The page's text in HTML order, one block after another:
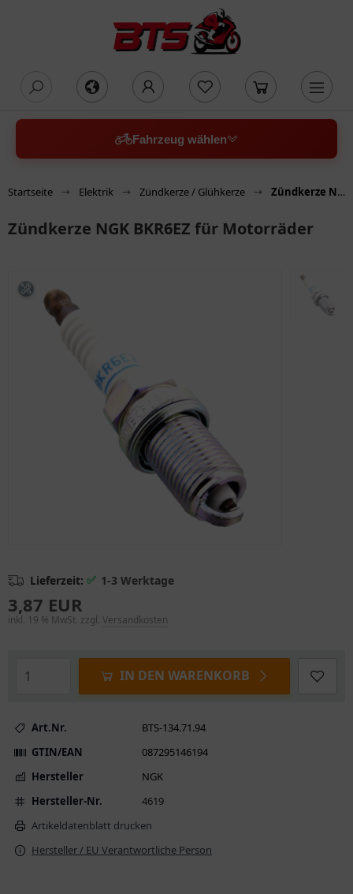
Fahrzeug wählen
Startseite Elektrik Zündkerze / Glühkerze Zündkerze NGK BKR6EZ für Motorräder
Zündkerze NGK BKR6EZ für Motorräder
Lieferzeit: ✅ 1-3 Werktage
3,87 EUR
inkl. 19 % MwSt. zzgl. Versandkosten
IN DEN WARENKORB
Art.Nr.
BTS-134.71.94
GTIN/EAN
087295146194
Hersteller
NGK
Hersteller-Nr.
4619
Artikeldatenblatt drucken
Hersteller / EU Verantwortliche Person